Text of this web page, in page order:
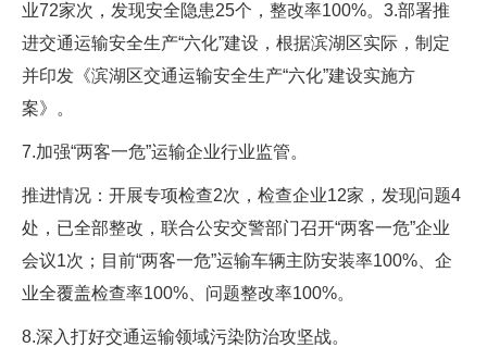
业72家次，发现安全隐患25个，整改率100%。3.部署推
进交通运输安全生产“六化”建设，根据滨湖区实际，制定
并印发《滨湖区交通运输安全生产“六化”建设实施方
案》。
7.加强“两客一危”运输企业行业监管。
推进情况：开展专项检查2次，检查企业12家，发现问题4
处，已全部整改，联合公安交警部门召开“两客一危”企业
会议1次；目前“两客一危”运输车辆主防安装率100%、企
业全覆盖检查率100%、问题整改率100%。
8.深入打好交通运输领域污染防治攻坚战。